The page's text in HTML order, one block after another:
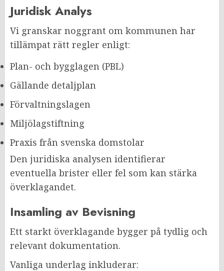
Juridisk Analys
Vi granskar noggrant om kommunen har
tillämpat rätt regler enligt:
Plan- och bygglagen (PBL)
Gällande detaljplan
Förvaltningslagen
Miljölagstiftning
Praxis från svenska domstolar
Den juridiska analysen identifierar
eventuella brister eller fel som kan stärka
överklagandet.
Insamling av Bevisning
Ett starkt överklagande bygger på tydlig och
relevant dokumentation.
Vanliga underlag inkluderar: